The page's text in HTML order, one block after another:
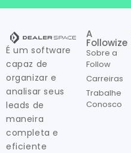
É um software
capaz de
organizar e
analisar seus
leads de
maneira
completa e
eficiente
A
Followize
Sobre a
Follow
Carreiras
Trabalhe
Conosco